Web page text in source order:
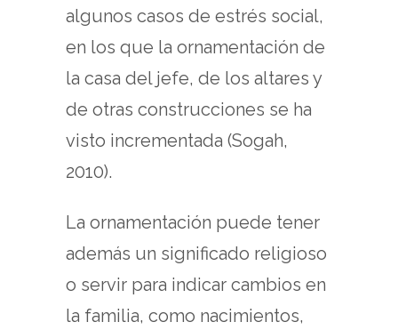
algunos casos de estrés social,
en los que la ornamentación de
la casa del jefe, de los altares y
de otras construcciones se ha
visto incrementada (Sogah,
2010).
La ornamentación puede tener
además un significado religioso
o servir para indicar cambios en
la familia, como nacimientos,